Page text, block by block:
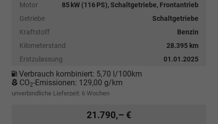
Motor
85 kW (116 PS), Schaltgetriebe, Frontantrieb
Getriebe
Schaltgetriebe
Kraftstoff
Benzin
Kilometerstand
28.395 km
Erstzulassung
01.01.2025
Verbrauch kombiniert: 5,70 l/100km
CO2-Emissionen: 129,00 g/km
unverbindliche Lieferzeit: 6 Wochen
21.790,– €